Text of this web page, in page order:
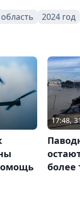
2024 год
17:48,
более